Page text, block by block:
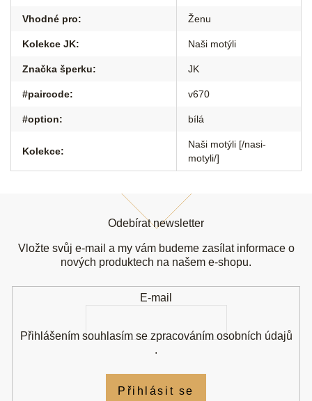
Vhodné pro: Ženu
Kolekce JK: Naši motýli
Značka šperku: JK
#paircode: v670
#option: bílá
Kolekce:
Naši motýli [/nasi-
motyli/]
Odebírat newsletter
Vložte svůj e-mail a my vám budeme zasílat informace o
nových produktech na našem e-shopu.
E-mail
Přihlášením souhlasím se zpracováním osobních údajů
.
Přihlásit se